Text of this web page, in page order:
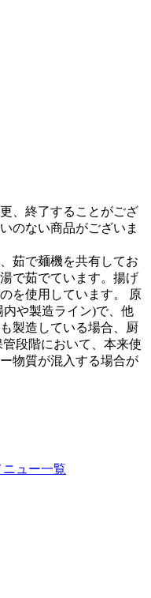
、終了することがござ
のない商品がございま
茹で麺機を共有してお
で茹でています。揚げ
を使用しています。 原
や製造ライン)で、他
製造している場合、厨
段階において、本来使
物質が混入する場合が
ュー一覧